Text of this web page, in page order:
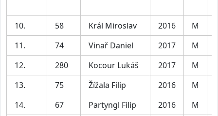
10. 58 Král Miroslav 2016 M
11.
74 Vinař Daniel 2017 M
12.
280 Kocour Lukáš 2017 M
13.
75 Žížala Filip 2016 M
14.
67 Partyngl Filip 2016 M